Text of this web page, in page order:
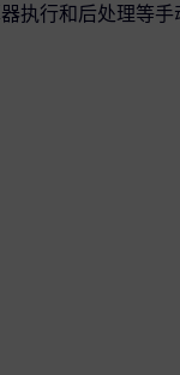
执行和后处理等